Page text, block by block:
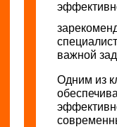
важной
Одним из